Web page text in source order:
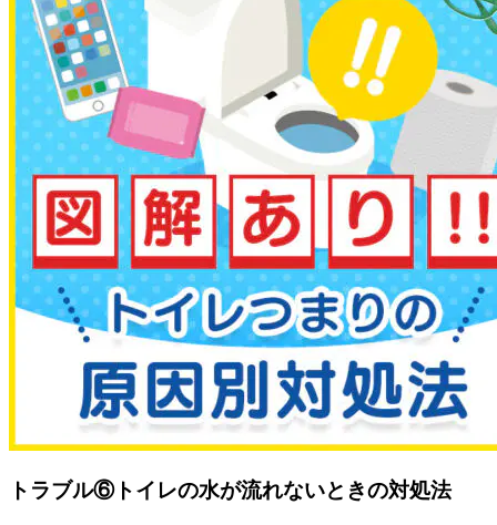
トラブル⑥トイレの水が流れないときの対処法